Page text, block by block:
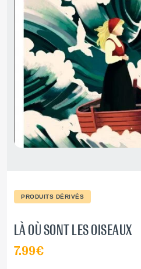
PRODUITS DÉRIVÉS
LÀ OÙ SONT LES OISEAUX
7.99€